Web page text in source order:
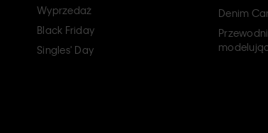
Wyprzedaż
Black Friday
Singles' Day
Denim